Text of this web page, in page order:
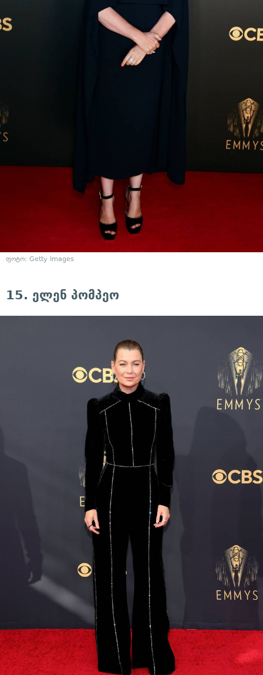
ფოტო: Getty Images
15. ელენ პომპეო